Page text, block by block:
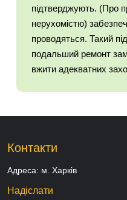
підтверджують. (Про
нерухомістю)
проводяться. Такий
подальший ремонт
вжити адекватних
Контакти
Адреса: м. Харків
Надіслати